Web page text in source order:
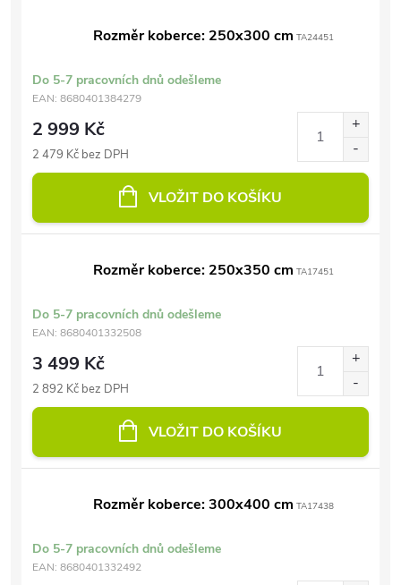
Rozměr koberce: 250x300 cm TA24451
Do 5-7 pracovních dnů odešleme
EAN: 8680401384279
2 999 Kč
2 479 Kč bez DPH
VLOŽIT DO KOŠÍKU
Rozměr koberce: 250x350 cm TA17451
Do 5-7 pracovních dnů odešleme
EAN: 8680401332508
3 499 Kč
2 892 Kč bez DPH
VLOŽIT DO KOŠÍKU
Rozměr koberce: 300x400 cm TA17438
Do 5-7 pracovních dnů odešleme
EAN: 8680401332492